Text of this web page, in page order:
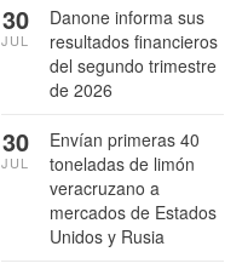
Danone informa sus
resultados financieros
del segundo trimestre
de 2026
30
JUL
Envían primeras 40
toneladas de limón
veracruzano a
mercados de Estados
Unidos y Rusia
30
JUL